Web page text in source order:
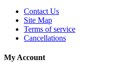
Contact Us
Site Map
Terms of service
Cancellations
My Account